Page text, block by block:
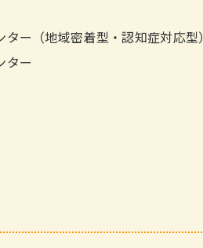
ー（地域密着型・認知症対応型）
ター